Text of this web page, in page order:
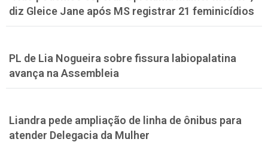
diz Gleice Jane após MS registrar 21 feminicídios
PL de Lia Nogueira sobre fissura labiopalatina
avança na Assembleia
Liandra pede ampliação de linha de ônibus para
atender Delegacia da Mulher